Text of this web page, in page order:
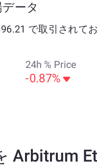
ータ
で取引されて
24h % Price
-0.87%
Arbitrum